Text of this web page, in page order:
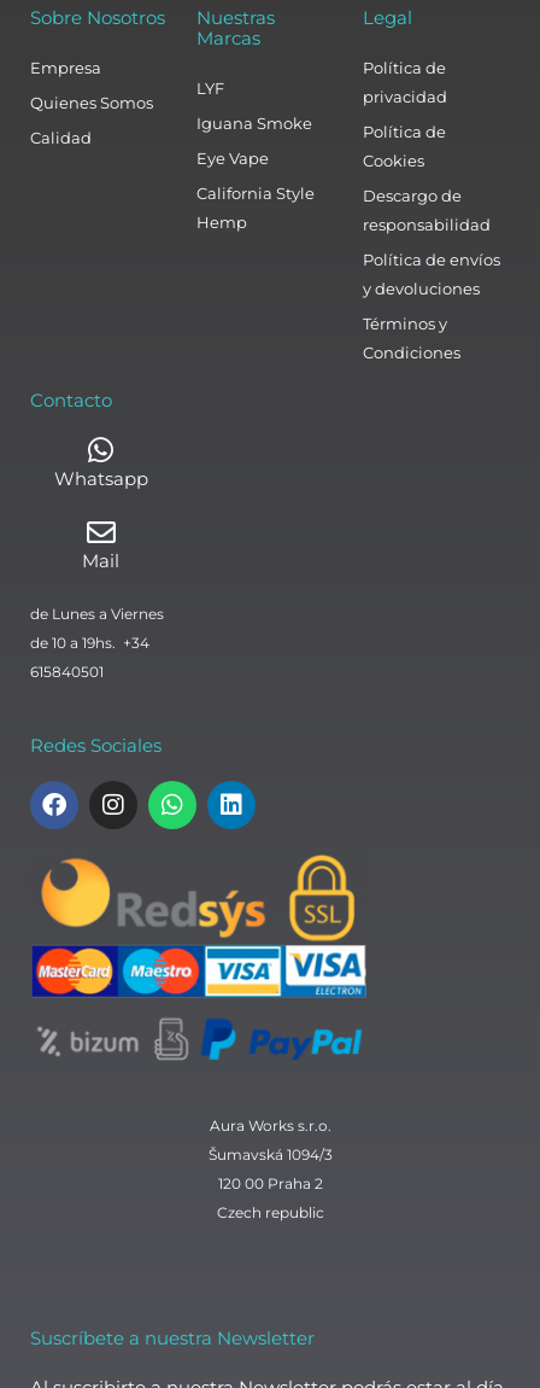
Sobre Nosotros
Empresa
Quienes Somos
Calidad
Nuestras
Marcas
LYF
Iguana Smoke
Eye Vape
California Style
Hemp
Legal
Política de
privacidad
Política de
Cookies
Descargo de
responsabilidad
Política de envíos
y devoluciones
Términos y
Condiciones
Contacto
Whatsapp
Mail
de Lunes a Viernes
de 10 a 19hs. +34
615840501
Redes Sociales
F
a
e
b
o
o
k
I
n
a
g
r
a
m
W
h
a
p
p
L
i
e
d
i
n
Aura Works s.r.o.
Šumavská 1094/3
120 00 Praha 2
Czech republic
Suscríbete a nuestra Newsletter